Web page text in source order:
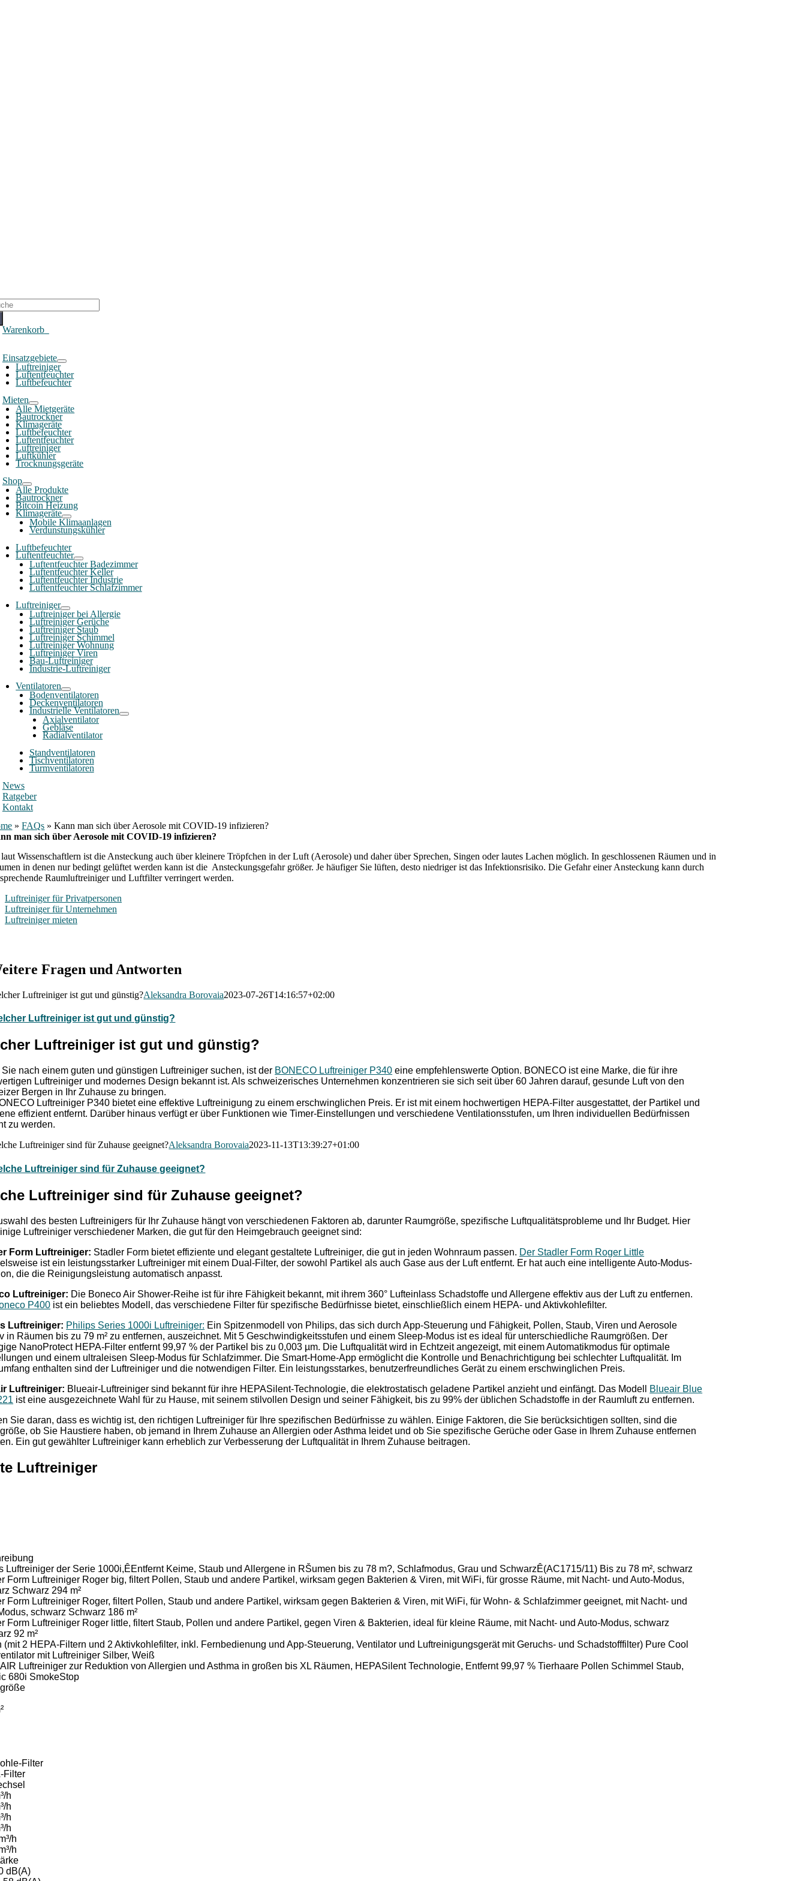
Warenkorb0
Einsatzgebiete
Luftreiniger
Luftentfeuchter
Luftbefeuchter
Mieten
Alle Mietgeräte
Bautrockner
Klimageräte
Luftbefeuchter
Luftentfeuchter
Luftreiniger
Luftkühler
Trocknungsgeräte
Shop
Alle Produkte
Bautrockner
Bitcoin Heizung
Klimageräte
Mobile Klimaanlagen
Verdunstungskühler
Luftbefeuchter
Luftentfeuchter
Luftentfeuchter Badezimmer
Luftentfeuchter Keller
Luftentfeuchter Industrie
Luftentfeuchter Schlafzimmer
Luftreiniger
Luftreiniger bei Allergie
Luftreiniger Gerüche
Luftreiniger Staub
Luftreiniger Schimmel
Luftreiniger Wohnung
Luftreiniger Viren
Bau-Luftreiniger
Industrie-Luftreiniger
Ventilatoren
Bodenventilatoren
Deckenventilatoren
Industrielle Ventilatoren
Axialventilator
Gebläse
Radialventilator
Standventilatoren
Tischventilatoren
Turmventilatoren
News
Ratgeber
Kontakt
»FAQs »Kann man sich über Aerosole mit COVID-19 infizieren?
man sich über Aerosole mit COVID-19 infizieren?
laut Wissenschaftlern ist die Ansteckung auch über kleinere Tröpfchen in der Luft (Aerosole) und daher über Sprechen, Singen oder lautes Lachen möglich. In geschlossenen Räumen und in
in denen nur bedingt gelüftet werden kann ist die Ansteckungsgefahr größer. Je häufiger Sie lüften, desto niedriger ist das Infektionsrisiko. Die Gefahr einer Ansteckung kann durch
Raumluftreiniger und Luftfilter verringert werden.
Luftreiniger für Privatpersonen
Luftreiniger für Unternehmen
Luftreiniger mieten
Fragen und Antworten
Luftreiniger ist gut und günstig?Aleksandra Borovaia2023-07-26T14:16:57+02:00
Luftreiniger ist gut und günstig?
Luftreiniger ist gut und günstig?
nach einem guten und günstigen Luftreiniger suchen, ist der BONECO Luftreiniger P340 eine empfehlenswerte Option. BONECO ist eine Marke, die für ihre
Luftreiniger und modernes Design bekannt ist. Als schweizerisches Unternehmen konzentrieren sie sich seit über 60 Jahren darauf, gesunde Luft von den
Bergen in Ihr Zuhause zu bringen.
Luftreiniger P340 bietet eine effektive Luftreinigung zu einem erschwinglichen Preis. Er ist mit einem hochwertigen HEPA-Filter ausgestattet, der Partikel und
effizient entfernt. Darüber hinaus verfügt er über Funktionen wie Timer-Einstellungen und verschiedene Ventilationsstufen, um Ihren individuellen Bedürfnissen
zu werden.
Luftreiniger sind für Zuhause geeignet?Aleksandra Borovaia2023-11-13T13:39:27+01:00
Luftreiniger sind für Zuhause geeignet?
Luftreiniger sind für Zuhause geeignet?
des besten Luftreinigers für Ihr Zuhause hängt von verschiedenen Faktoren ab, darunter Raumgröße, spezifische Luftqualitätsprobleme und Ihr Budget. Hier
Luftreiniger verschiedener Marken, die gut für den Heimgebrauch geeignet sind:
Form Luftreiniger: Stadler Form bietet effiziente und elegant gestaltete Luftreiniger, die gut in jeden Wohnraum passen. Der Stadler Form Roger Little
ist ein leistungsstarker Luftreiniger mit einem Dual-Filter, der sowohl Partikel als auch Gase aus der Luft entfernt. Er hat auch eine intelligente Auto-Modus-
die die Reinigungsleistung automatisch anpasst.
Luftreiniger: Die Boneco Air Shower-Reihe ist für ihre Fähigkeit bekannt, mit ihrem 360° Lufteinlass Schadstoffe und Allergene effektiv aus der Luft zu entfernen.
P400 ist ein beliebtes Modell, das verschiedene Filter für spezifische Bedürfnisse bietet, einschließlich einem HEPA- und Aktivkohlefilter.
Luftreiniger: Philips Series 1000i Luftreiniger: Ein Spitzenmodell von Philips, das sich durch App-Steuerung und Fähigkeit, Pollen, Staub, Viren und Aerosole
in Räumen bis zu 79 m² zu entfernen, auszeichnet. Mit 5 Geschwindigkeitsstufen und einem Sleep-Modus ist es ideal für unterschiedliche Raumgrößen. Der
NanoProtect HEPA-Filter entfernt 99,97 % der Partikel bis zu 0,003 µm. Die Luftqualität wird in Echtzeit angezeigt, mit einem Automatikmodus für optimale
und einem ultraleisen Sleep-Modus für Schlafzimmer. Die Smart-Home-App ermöglicht die Kontrolle und Benachrichtigung bei schlechter Luftqualität. Im
enthalten sind der Luftreiniger und die notwendigen Filter. Ein leistungsstarkes, benutzerfreundliches Gerät zu einem erschwinglichen Preis.
Luftreiniger: Blueair-Luftreiniger sind bekannt für ihre HEPASilent-Technologie, die elektrostatisch geladene Partikel anzieht und einfängt. Das Modell
Blueair Blue
ist eine ausgezeichnete Wahl für zu Hause, mit seinem stilvollen Design und seiner Fähigkeit, bis zu 99% der üblichen Schadstoffe in der Raumluft zu entfernen.
Sie daran, dass es wichtig ist, den richtigen Luftreiniger für Ihre spezifischen Bedürfnisse zu wählen. Einige Faktoren, die Sie berücksichtigen sollten, sind die
ob Sie Haustiere haben, ob jemand in Ihrem Zuhause an Allergien oder Asthma leidet und ob Sie spezifische Gerüche oder Gase in Ihrem Zuhause entfernen
Ein gut gewählter Luftreiniger kann erheblich zur Verbesserung der Luftqualität in Ihrem Zuhause beitragen.
Luftreiniger
Luftreiniger der Serie 1000i,ÊEntfernt Keime, Staub und Allergene in RŠumen bis zu 78 m?, Schlafmodus, Grau und SchwarzÊ(AC1715/11) Bis zu 78 m², schwarz
Form Luftreiniger Roger big, filtert Pollen, Staub und andere Partikel, wirksam gegen Bakterien & Viren, mit WiFi, für grosse Räume, mit Nacht- und Auto-Modus,
Schwarz 294 m²
Form Luftreiniger Roger, filtert Pollen, Staub und andere Partikel, wirksam gegen Bakterien & Viren, mit WiFi, für Wohn- & Schlafzimmer geeignet, mit Nacht- und
schwarz Schwarz 186 m²
Form Luftreiniger Roger little, filtert Staub, Pollen und andere Partikel, gegen Viren & Bakterien, ideal für kleine Räume, mit Nacht- und Auto-Modus, schwarz
92 m²
(mit 2 HEPA-Filtern und 2 Aktivkohlefilter, inkl. Fernbedienung und App-Steuerung, Ventilator und Luftreinigungsgerät mit Geruchs- und Schadstofffilter) Pure Cool
mit Luftreiniger Silber, Weiß
Luftreiniger zur Reduktion von Allergien und Asthma in großen bis XL Räumen, HEPASilent Technologie, Entfernt 99,97 % Tierhaare Pollen Schimmel Staub,
680i SmokeStop
Filter
Filter
h
h
h
h
h
h
dB(A)